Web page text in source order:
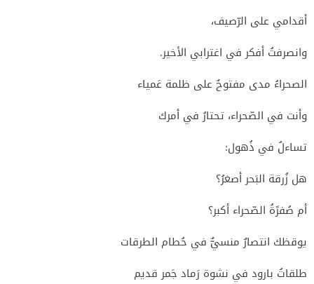
أقدامي على الرّصيف،
وانصرفتُ أفكر في اغترابي الأخير.
الصحراءُ مدى مفتوحٌ على ظلمة عَمياء
وأنت في الصّحراء، تحتارُ في أمرك
تساءلُ في ذُهول:
هل زُرقة البَحر أصغرُ؟
أم صُفرًةُ الصّحراء أكبر؟
يوقظك انتصارٌ منسيٌّ في حُطام الطرقات
طلقاتُ بارود في نشوة رَماد جَمر قديم